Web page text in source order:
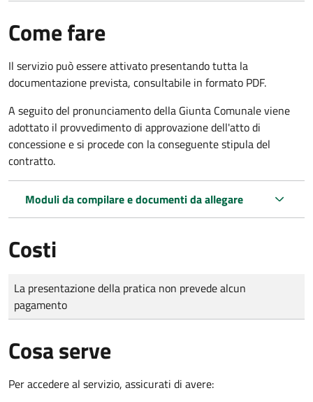
Come fare
Il servizio può essere attivato presentando tutta la
documentazione prevista, consultabile in formato PDF.
A seguito del pronunciamento della Giunta Comunale viene
adottato il provvedimento di approvazione dell'atto di
concessione e si procede con la conseguente stipula del
contratto.
Moduli da compilare e documenti da allegare
Costi
Tipo di pagamento
Importo
La presentazione della pratica non prevede alcun
pagamento
Cosa serve
Per accedere al servizio, assicurati di avere: